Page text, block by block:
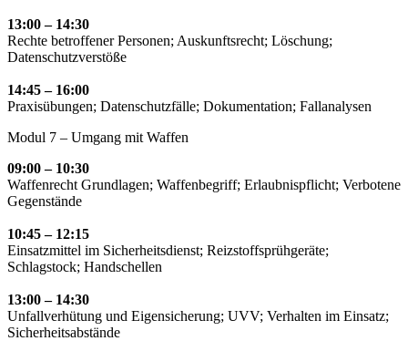
13:00 – 14:30
Rechte betroffener Personen; Auskunftsrecht; Löschung;
Datenschutzverstöße
14:45 – 16:00
Praxisübungen; Datenschutzfälle; Dokumentation; Fallanalysen
Modul 7 – Umgang mit Waffen
09:00 – 10:30
Waffenrecht Grundlagen; Waffenbegriff; Erlaubnispflicht; Verbotene
Gegenstände
10:45 – 12:15
Einsatzmittel im Sicherheitsdienst; Reizstoffsprühgeräte;
Schlagstock; Handschellen
13:00 – 14:30
Unfallverhütung und Eigensicherung; UVV; Verhalten im Einsatz;
Sicherheitsabstände